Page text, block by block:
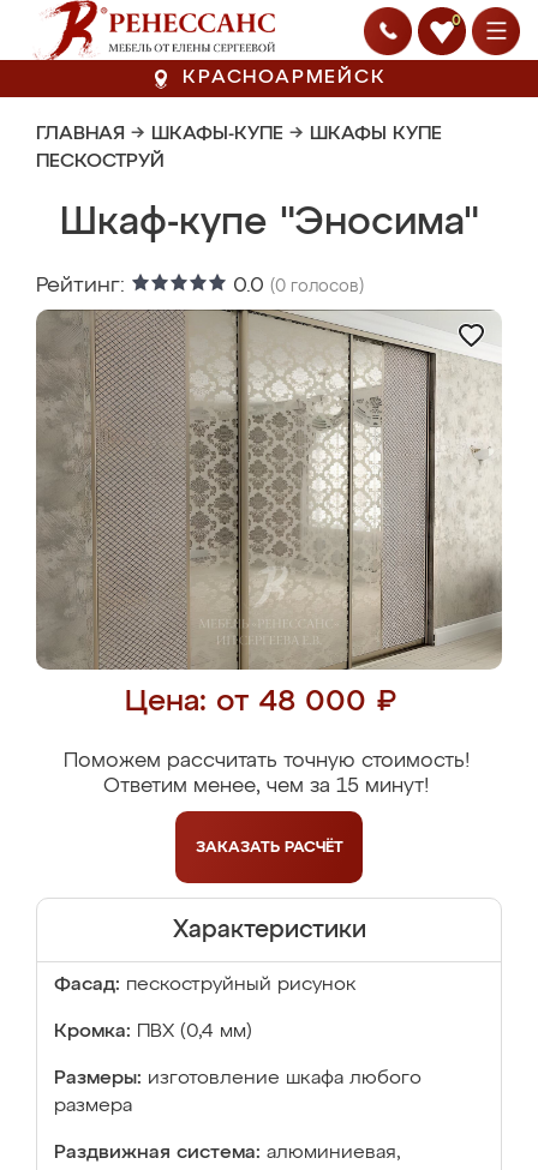
0
КРАСНОАРМЕЙСК
ГЛАВНАЯ → ШКАФЫ-КУПЕ → ШКАФЫ КУПЕ
ПЕСКОСТРУЙ
Шкаф-купе "Эносима"
Рейтинг: 0.0 (0 голосов)
Цена: от 48 000 ₽
Поможем рассчитать точную стоимость!
Ответим менее, чем за 15 минут!
ЗАКАЗАТЬ РАСЧЁТ
Характеристики
Фасад: пескоструйный рисунок
Кромка: ПВХ (0,4 мм)
Размеры: изготовление шкафа любого
размера
Раздвижная система: алюминиевая,